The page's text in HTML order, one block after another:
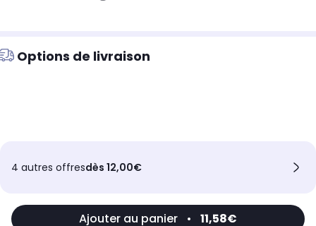
Options de livraison
4 autres offresdès 12,00€
Ajouter au panier • 11,58€